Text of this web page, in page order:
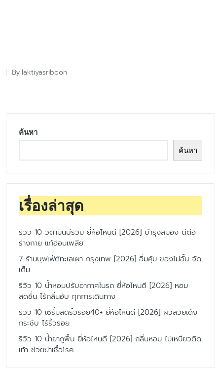
Posted
By laktiyasriboon
ค้นหา
ค้นหา
เรื่องล่าสุด
รีวิว 10 วิตามินบีรวม ยี่ห้อไหนดี [2026] บำรุงสมอง ดีต่อ
ร่างกาย แก้อ่อนเพลีย
7 ร้านบุฟเฟ่ต์ทะเลเผา กรุงเทพ [2026] อิ่มคุ้ม ของไม่อั้น จัด
เต็ม
รีวิว 10 น้ำหอมปรับอากาศในรถ ยี่ห้อไหนดี [2026] หอม
สดชื่น ไร้กลิ่นอับ ทุกการเดินทาง
รีวิว 10 เซรั่มลดริ้วรอย40+ ยี่ห้อไหนดี [2026] ผิวสวยเด้ง
กระชับ ไร้ริ้วรอย
รีวิว 10 น้ำยาถูพื้น ยี่ห้อไหนดี [2026] กลิ่นหอม ไม่เหนียวติด
เท้า ช่วยฆ่าเชื้อโรค